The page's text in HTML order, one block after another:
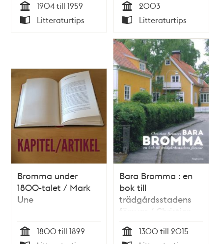
Tid
1904 till 1959
Typ
Litteraturtips Tid
2003
Typ
Litteraturtips
Bromma under
1800-talet / Mark
Une
1800 till 1899
Bara Bromma : en
bok till
trädgårdsstadens
försvar / Christian
Reimers
1300 till 2015